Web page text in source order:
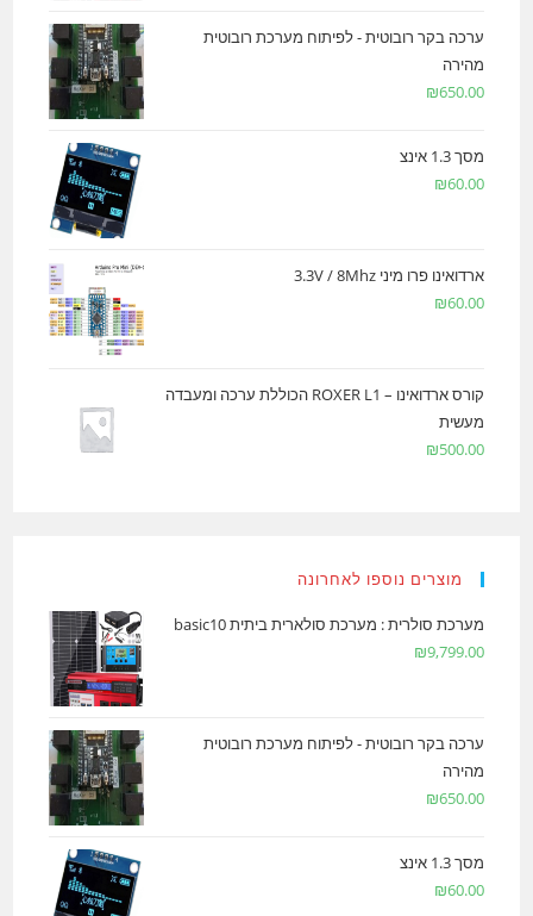
ערכה בקר רובוטית - לפיתוח מערכת רובוטית
מהירה
₪650.00
מסך 1.3 אינצ
₪60.00
ארדואינו פרו מיני 3.3V / 8Mhz
₪60.00
קורס ארדואינו – ROXER L1 הכוללת ערכה ומעבדה
מעשית
₪500.00
מוצרים נוספו לאחרונה
מערכת סולרית : מערכת סולארית ביתית basic10
₪9,799.00
ערכה בקר רובוטית - לפיתוח מערכת רובוטית
מהירה
₪650.00
מסך 1.3 אינצ
₪60.00